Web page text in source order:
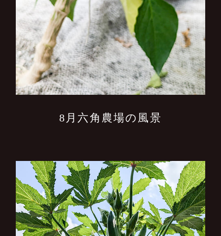
8月六角農場の風景